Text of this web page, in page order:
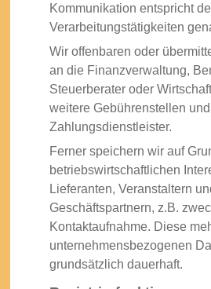
Kommunikation entspricht
Verarbeitungstätigkeiten
Wir offenbaren oder
an die Finanzverwaltung,
Steuerberater oder
weitere Gebührenstellen und
Zahlungsdienstleister.
Ferner speichern wir auf
betriebswirtschaftlichen
Lieferanten, Veranstaltern
Geschäftspartnern, z.B.
Kontaktaufnahme. Diese
unternehmensbezogenen
grundsätzlich dauerhaft.